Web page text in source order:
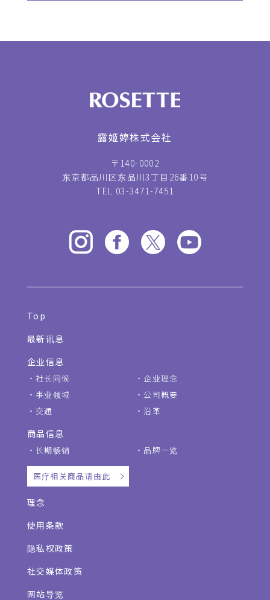
露姬婷株式会社
〒140-0002
东京都品川区东品川3丁目26番10号
TEL 03-3471-7451
Top
最新讯息
企业信息
社长问候
企业理念
事业领域
公司概要
交通
沿革
商品信息
长期畅销 品牌一览
医疗相关商品请由此
理念
使用条款
隐私权政策
社交媒体政策
网站导览